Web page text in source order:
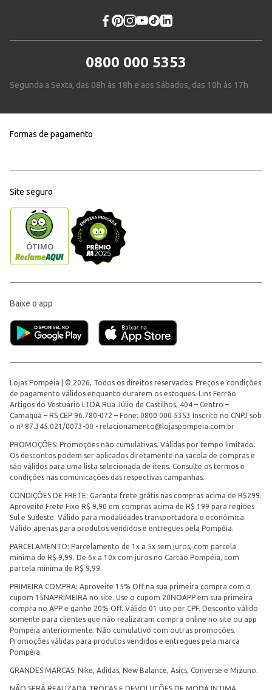
0800 000 5353
Segunda a Sexta, das 08h às 18h e aos Sábados, das 10h às 17h
Formas de pagamento
Site seguro
Baixe o app
Lojas Pompéia | © 2026, Todos os direitos reservados. Preços e condições
de pagamento válidos enquanto durarem os estoques. Lins Ferrão
Artigos do Vestuário LTDA Rua Júlio de Castilhos, 404 – Centro –
Camaquã – RS CEP 96.780-072 – Fone: 0800 000 5353 Inscrito no CNPJ sob
o nº 87.345.021/0073-00 - relacionamento@lojaspompeia.com.br
PROMOÇÕES: Promoções não cumulativas. Válidas por tempo limitado.
Os descontos podem ser aplicados diretamente na sacola de compras e
são válidos para uma lista selecionada de itens. Consulte os termos e
condições nas comunicações das respectivas campanhas.
CONDIÇÕES DE FRETE: Garanta frete grátis nas compras acima de R$299.
Aproveite Frete Fixo R$ 9,90 em compras acima de R$ 199 para regiões
Sul e Sudeste. Válido para modalidades transportadora e econômica.
Válido apenas para produtos vendidos e entregues pela Pompéia.
PARCELAMENTO: Parcelamento de 1x a 5x sem juros, com parcela
mínima de R$ 9,99. De 6x a 10x com juros no Cartão Pompéia, com
parcela mínima de R$ 9,99.
PRIMEIRA COMPRA: Aproveite 15% Off na sua primeira compra com o
cupom 15NAPRIMEIRA no site. Use o cupom 20NOAPP em sua primeira
compra no APP e ganhe 20% Off. Válido 01 uso por CPF. Desconto válido
somente para clientes que não realizaram compra online no site ou app
Pompéia anteriormente. Não cumulativo com outras promoções.
Promoções válidas para produtos vendidos e entregues pela marca
Pompéia.
GRANDES MARCAS: Nike, Adidas, New Balance, Asics, Converse e Mizuno.